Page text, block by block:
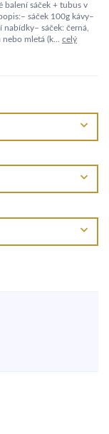
balení sáček + tubus v
sáček 100g kávy–
sáček: černá,
mletá (k... celý